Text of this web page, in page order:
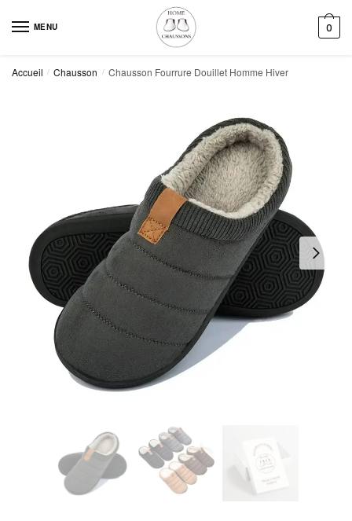
MENU 0
Accueil / Chausson / Chausson Fourrure Douillet Homme Hiver